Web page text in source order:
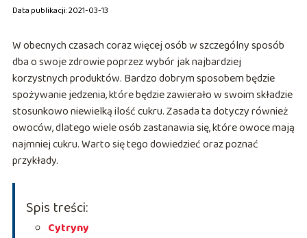
Data publikacji: 2021-03-13
W obecnych czasach coraz więcej osób w szczególny sposób
dba o swoje zdrowie poprzez wybór jak najbardziej
korzystnych produktów. Bardzo dobrym sposobem będzie
spożywanie jedzenia, które będzie zawierało w swoim składzie
stosunkowo niewielką ilość cukru. Zasada ta dotyczy również
owoców, dlatego wiele osób zastanawia się, które owoce mają
najmniej cukru. Warto się tego dowiedzieć oraz poznać
przykłady.
Spis treści:
Cytryny